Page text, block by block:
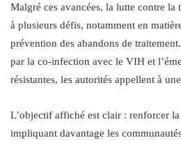
Malgré ces avancées, la lutte contre la
à plusieurs défis, notamment en
prévention des abandons de
par la co-infection avec le VIH et
résistantes, les autorités appellent à
L’objectif affiché est clair : renforcer
impliquant davantage les